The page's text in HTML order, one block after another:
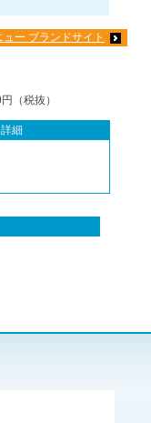
ュー ブランドサイト
（税抜）
細